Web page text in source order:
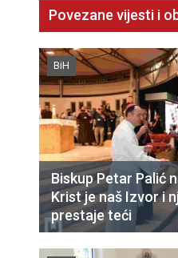
Povezane vijesti i
BiH
Biskup Petar Palić
Krist je naš Izvor i
prestaje teći